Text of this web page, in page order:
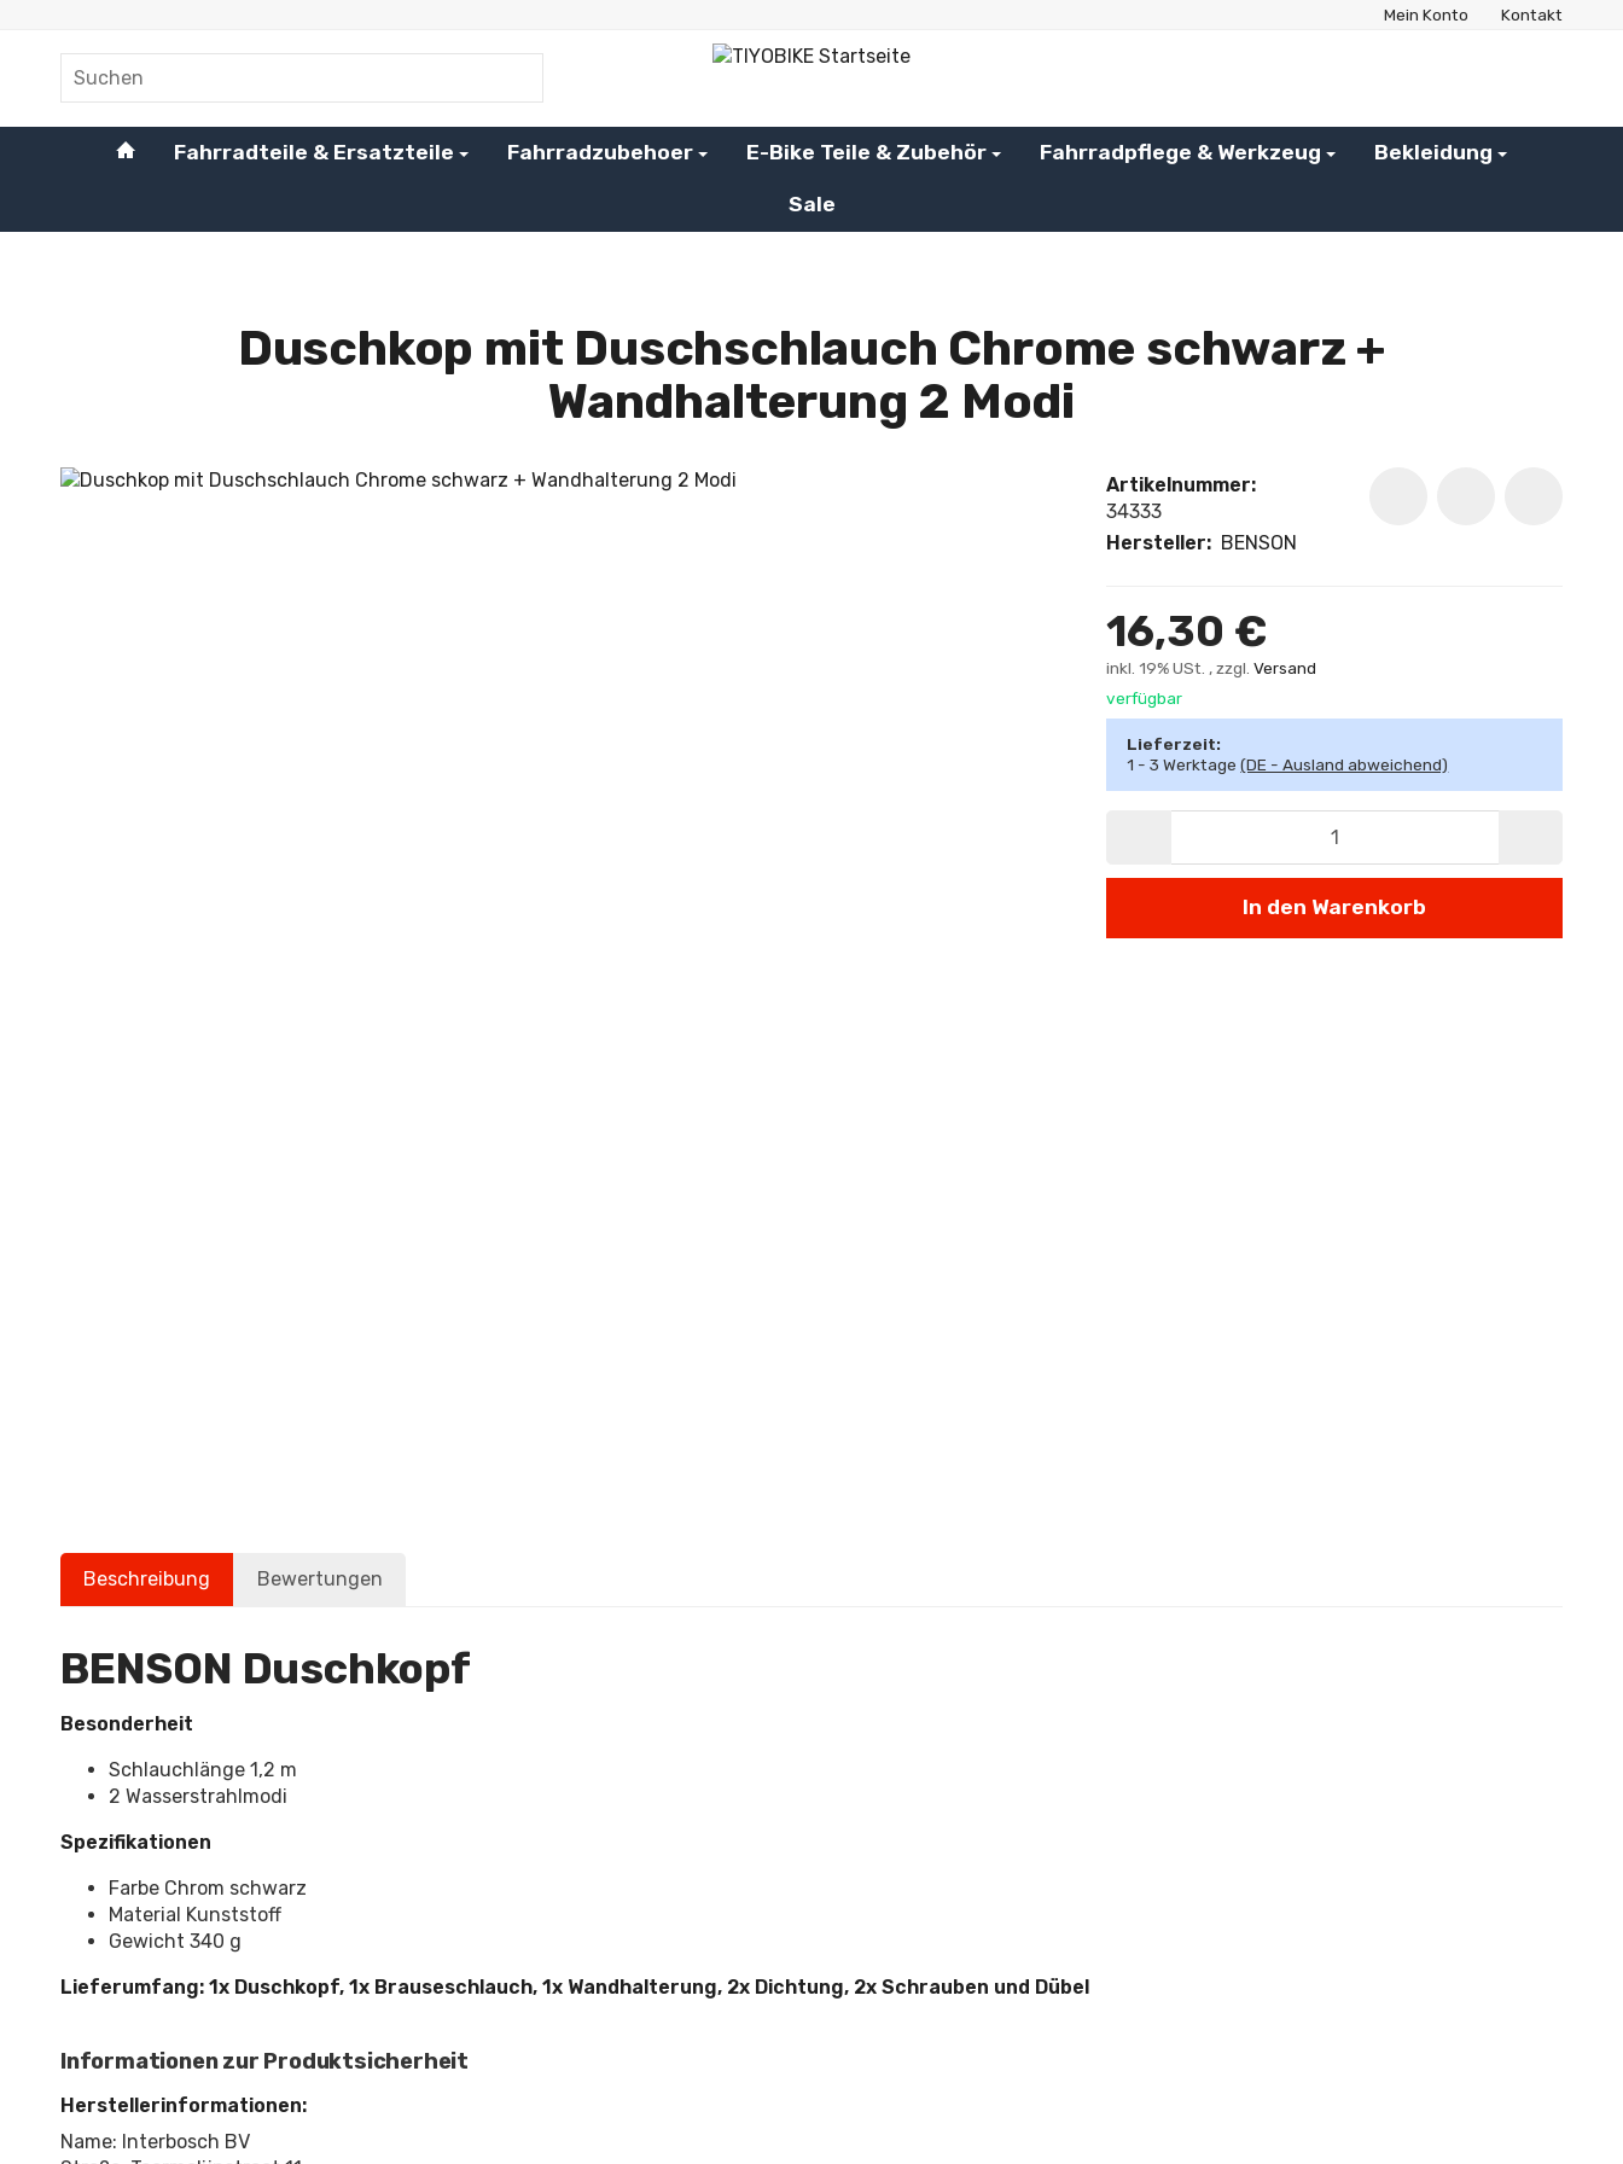
Mein Konto Kontakt
#custom.linkHome#
Fahrradteile & Ersatzteile Fahrradzubehoer E-Bike Teile & Zubehör Fahrradpflege & Werkzeug Bekleidung
Sale
Duschkop mit Duschschlauch Chrome schwarz +
Wandhalterung 2 Modi
Artikelnummer:
34333
Hersteller: BENSON
16,30 €
inkl. 19% USt. , zzgl.Versand
verfügbar
Lieferzeit:
1 - 3 Werktage(DE - Ausland abweichend)
In den Warenkorb
Beschreibung Bewertungen
BENSON Duschkopf
Besonderheit
Schlauchlänge 1,2 m
2 Wasserstrahlmodi
Spezifikationen
Farbe Chrom schwarz
Material Kunststoff
Gewicht 340 g
Lieferumfang: 1x Duschkopf, 1x Brauseschlauch, 1x Wandhalterung, 2x Dichtung, 2x Schrauben und Dübel
Informationen zur Produktsicherheit
Herstellerinformationen:
Name: Interbosch BV